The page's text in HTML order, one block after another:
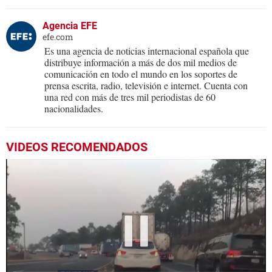
Agencia EFE
efe.com
Es una agencia de noticias internacional española que
distribuye información a más de dos mil medios de
comunicación en todo el mundo en los soportes de
prensa escrita, radio, televisión e internet. Cuenta con
una red con más de tres mil periodistas de 60
nacionalidades.
VIDEOS RECOMENDADOS